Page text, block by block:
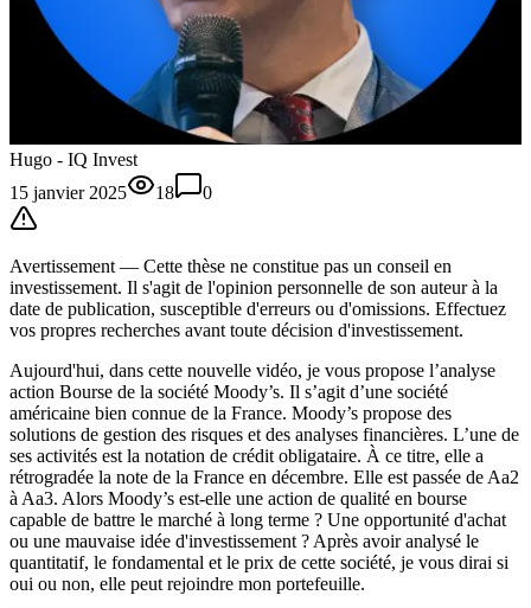
Hugo - IQ Invest
15 janvier 2025
18 0
Avertissement — Cette thèse ne constitue pas un conseil en
investissement. Il s'agit de l'opinion personnelle de son auteur à la
date de publication, susceptible d'erreurs ou d'omissions. Effectuez
vos propres recherches avant toute décision d'investissement.
Aujourd'hui, dans cette nouvelle vidéo, je vous propose l’analyse
action Bourse de la société Moody’s. Il s’agit d’une société
américaine bien connue de la France. Moody’s propose des
solutions de gestion des risques et des analyses financières. L’une de
ses activités est la notation de crédit obligataire. À ce titre, elle a
rétrogradée la note de la France en décembre. Elle est passée de Aa2
à Aa3. Alors Moody’s est-elle une action de qualité en bourse
capable de battre le marché à long terme ? Une opportunité d'achat
ou une mauvaise idée d'investissement ? Après avoir analysé le
quantitatif, le fondamental et le prix de cette société, je vous dirai si
oui ou non, elle peut rejoindre mon portefeuille.